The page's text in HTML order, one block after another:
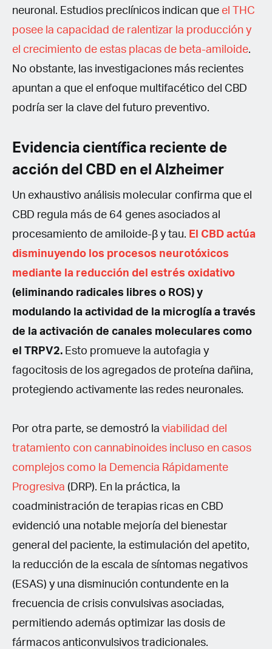
neuronal. Estudios preclínicos indican que el THC
posee la capacidad de ralentizar la producción y
el crecimiento de estas placas de beta-amiloide.
No obstante, las investigaciones más recientes
apuntan a que el enfoque multifacético del CBD
podría ser la clave del futuro preventivo.
Evidencia científica reciente de
acción del CBD en el Alzheimer
Un exhaustivo análisis molecular confirma que el
CBD regula más de 64 genes asociados al
procesamiento de amiloide-β y tau. El CBD actúa
disminuyendo los procesos neurotóxicos
mediante la reducción del estrés oxidativo
(eliminando radicales libres o ROS) y
modulando la actividad de la microglía a través
de la activación de canales moleculares como
el TRPV2. Esto promueve la autofagia y
fagocitosis de los agregados de proteína dañina,
protegiendo activamente las redes neuronales.
Por otra parte, se demostró la viabilidad del
tratamiento con cannabinoides incluso en casos
complejos como la Demencia Rápidamente
Progresiva (DRP). En la práctica, la
coadministración de terapias ricas en CBD
evidenció una notable mejoría del bienestar
general del paciente, la estimulación del apetito,
la reducción de la escala de síntomas negativos
(ESAS) y una disminución contundente en la
frecuencia de crisis convulsivas asociadas,
permitiendo además optimizar las dosis de
fármacos anticonvulsivos tradicionales.